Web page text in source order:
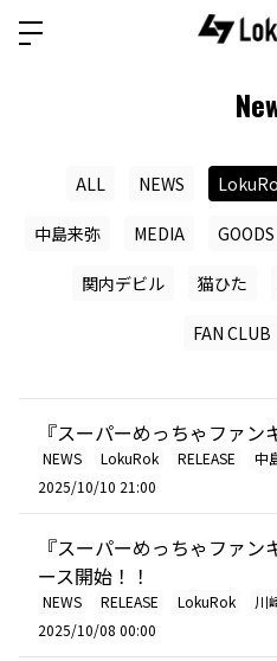
ALL NEWS
中島来弥 MEDIA GOODS
関内デビル 猫ひた
FAN CLUB
『スーパーめっちゃファン
NEWS LokuRok RELEASE 中
2025/10/10 21:00
『スーパーめっちゃファ
ース開始！！
NEWS RELEASE LokuRok 川
2025/10/08 00:00